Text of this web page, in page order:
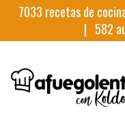
7033 recetas de
| 582